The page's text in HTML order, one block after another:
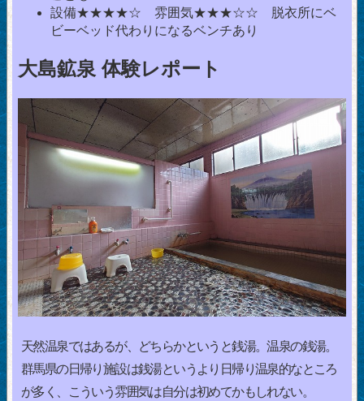
設備★★★★☆ 雰囲気★★★☆☆ 脱衣所にベ
ビーベッド代わりになるベンチあり
大島鉱泉 体験レポート
天然温泉ではあるが、どちらかというと銭湯。温泉の銭湯。
群馬県の日帰り施設は銭湯というより日帰り温泉的なところ
が多く、こういう雰囲気は自分は初めてかもしれない。